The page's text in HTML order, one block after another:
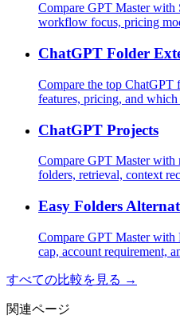
Compare GPT Master with
workflow focus, pricing
ChatGPT Folder
Compare the top ChatGPT
features, pricing, and
ChatGPT Projects
Compare GPT Master with
folders, retrieval, context
Easy Folders
Compare GPT Master with
cap, account requirement,
すべての比較を見る →
関連ページ